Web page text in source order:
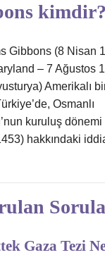
kimdir?
Gibbons (8 Nisan
– 7 Ağustos
Amerikalı
Osmanlı
kuruluş dönemi
hakkındaki
Gaza Tezi